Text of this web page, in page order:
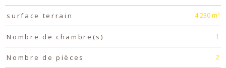
surface terrain 4 230 m²
Nombre de chambre(s) 1
Nombre de pièces 2